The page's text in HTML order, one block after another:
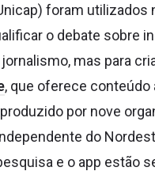
foram utilizados
o debate sobre
mas para
, que oferece conteúdo
por nove
do
e o app estão